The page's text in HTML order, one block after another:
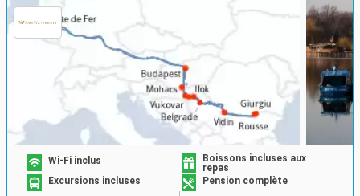
Wi-Fi inclus
Boissons incluses aux
repas
Excursions incluses
Pension complète